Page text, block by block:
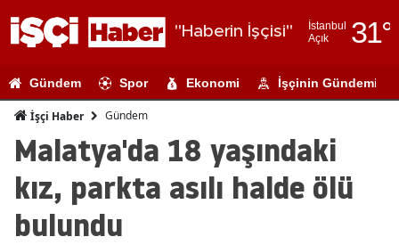
"Haberin İşçisi"
İstanbul
Açık
31°
Adıyaman
Ağrı
Amasya
Gündem Spor Ekonomi İşçinin Gündemi
İşçi Haber Gündem
Malatya'da 18 yaşındaki
kız, parkta asılı halde ölü
bulundu